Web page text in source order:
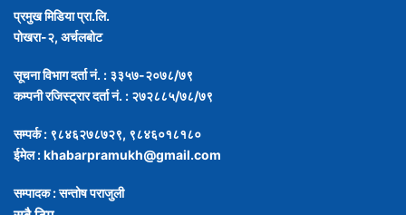
प्रमुख मिडिया प्रा.लि.
पोखरा-२, अर्चलबोट
सूचना विभाग दर्ता नं. : ३३५७-२०७८/७९
कम्पनी रजिस्ट्रार दर्ता नं. : २७२८८५/७८/७९
सम्पर्क : ९८४६२७८७२९, ९८४६०१८१८०
ईमेल :khabarpramukh@gmail.com
सम्पादक : सन्तोष पराजुली